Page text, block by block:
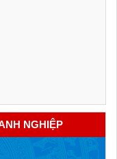
NGHIỆP